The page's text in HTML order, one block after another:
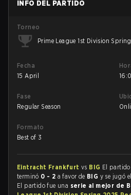
INFO DEL PARTIDO
Torneo
Prime League 1st Division
Fecha
15 April
Fase
Regular Season
Formato
Best of 3
Eintracht Frankfurt vs BIG El partido
terminó 0 - 2 a favor de BIG y se jugó el
El partido fue una serie al mejor de